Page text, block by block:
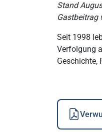
Stand
Gastbeitrag
Seit 1998
Verfolgung
Geschichte,